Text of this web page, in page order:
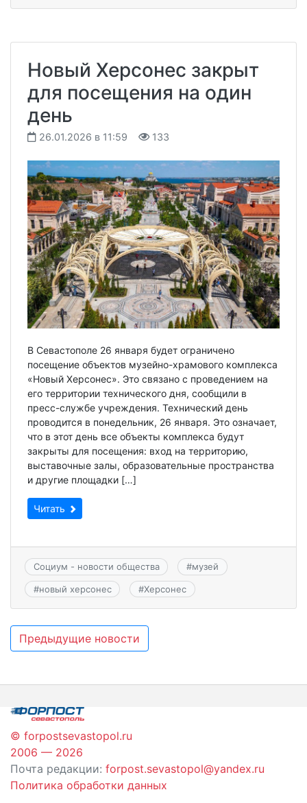
Новый Херсонес закрыт
для посещения на один
день
26.01.2026 в 11:59 133
В Севастополе 26 января будет ограничено
посещение объектов музейно-храмового комплекса
«Новый Херсонес». Это связано с проведением на
его территории технического дня, сообщили в
пресс-службе учреждения. Технический день
проводится в понедельник, 26 января. Это означает,
что в этот день все объекты комплекса будут
закрыты для посещения: вход на территорию,
выставочные залы, образовательные пространства
и другие площадки […]
Читать
Социум - новости общества #музей
#новый херсонес #Херсонес
Навигация
записям
Предыдущие новости
© forpostsevastopol.ru
2006 — 2026
Почта редакции: forpost.sevastopol@yandex.ru
Политика обработки данных